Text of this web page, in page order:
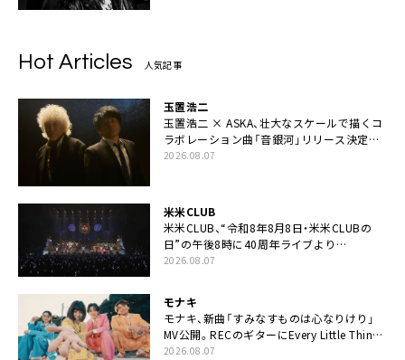
Hot Articles 人気記事
玉置浩二
玉置浩二 × ASKA、壮大なスケールで描くコ
ラボレーション曲「音銀河」リリース決定。
カップリングには新曲「命の宿り」収録も
2026.08.07
米米CLUB
米米CLUB、“令和8年8月8日・米米CLUBの
日”の午後8時に40周年ライブより
「FANtachy medley」を88年限定公開
2026.08.07
モナキ
モナキ、新曲「すみなすものは心なりけり」
MV公開。RECのギターにEvery Little Thing・
伊藤一朗参加も
2026.08.07